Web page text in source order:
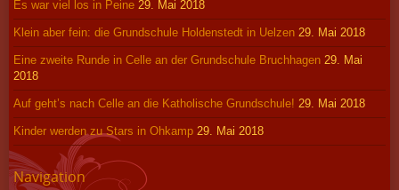
Es war viel los in Peine 29. Mai 2018
Klein aber fein: die Grundschule Holdenstedt in Uelzen 29. Mai 2018
Eine zweite Runde in Celle an der Grundschule Bruchhagen 29. Mai
2018
Auf geht’s nach Celle an die Katholische Grundschule! 29. Mai 2018
Kinder werden zu Stars in Ohkamp 29. Mai 2018
Navigation